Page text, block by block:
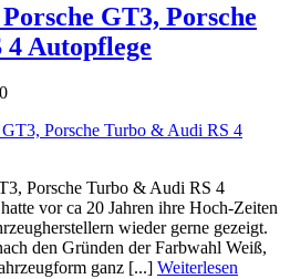
GT3, Porsche
Autopflege
Porsche Turbo & Audi RS 4
vor ca 20 Jahren ihre Hoch-Zeiten
wieder gerne gezeigt.
den Gründen der Farbwahl Weiß,
ganz [...] Weiterlesen